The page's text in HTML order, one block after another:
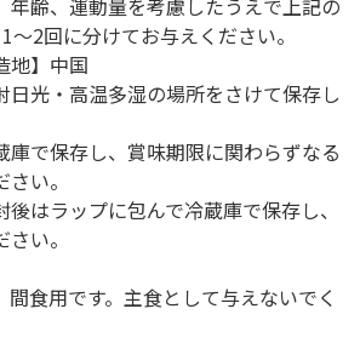
齢、運動量を考慮したうえで上記の
2回に分けてお与えください。
地】中国
日光・高温多湿の場所をさけて保存し
で保存し、賞味期限に関わらずなる
い。
はラップに包んで冷蔵庫で保存し、
い。
間食用です。主食として与えないでく